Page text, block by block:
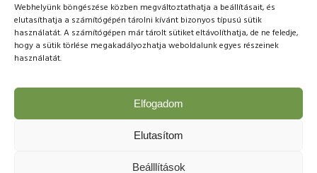
Webhelyünk böngészése közben megváltoztathatja a beállításait, és
elutasíthatja a számítógépén tárolni kívánt bizonyos típusú sütik
használatát. A számítógépen már tárolt sütiket eltávolíthatja, de ne feledje,
hogy a sütik törlése megakadályozhatja weboldalunk egyes részeinek
használatát.
Elfogadom
Elutasítom
Beálllítások
Copyright © 2023 Nyitott Porták - Zala Völgye - Zala Termálvölgye